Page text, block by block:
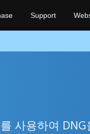
Support
사용하여